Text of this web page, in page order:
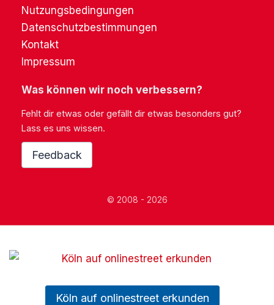
Nutzungsbedingungen
Datenschutzbestimmungen
Kontakt
Impressum
Was können wir noch verbessern?
Fehlt dir etwas oder gefällt dir etwas besonders gut?
Lass es uns wissen.
Feedback
© 2008 - 2026
Köln auf onlinestreet erkunden